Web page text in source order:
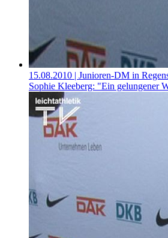
15.08.2010 | Junioren-DM in
Sophie Kleeberg: "Ein gelungener